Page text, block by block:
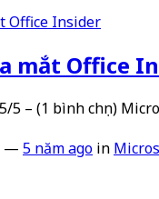
mắt Office
5 – (1 bình chọn)
— 5 năm ago in